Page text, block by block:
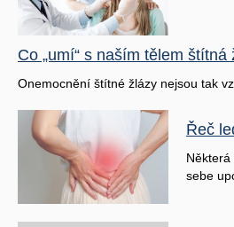
Co „umí“ s naším tělem štítná
Onemocnění štítné žlázy nejsou tak
Řeč
sebe